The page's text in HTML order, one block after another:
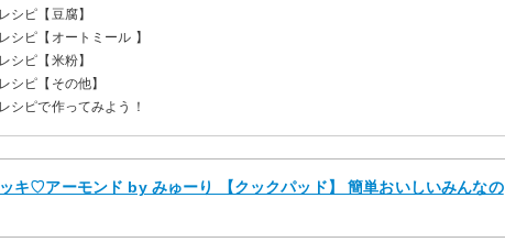
キー
キー
おからクッキー
使った大豆スノーボール
ツおからクッキー
のココアクッキー
シピ【豆腐】
使った抹茶クッキー
キー
キー
ッキー
キー
シピ【オートミール 】
クッキー
クッキー
ートミールクッキー
ールクッキー
シークッキー
トミールクッキー
シークッキー
シピ【米粉】
クッキー
ー
フトクッキー
シークッキー
シピ【その他】
ルシークッキー
クッキー
ド入りのクッキー
ー
クッキー
ッキー
シピで作ってみよう！
キ♡アーモンド by みゅーり 【クックパッド】 簡単おいしいみんなの